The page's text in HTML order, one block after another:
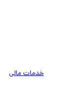
خدمات مالی